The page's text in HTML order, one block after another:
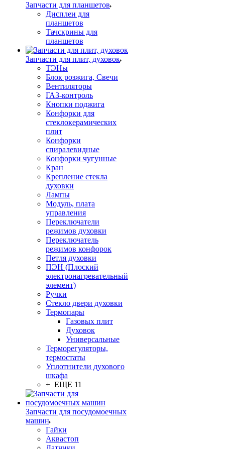
Запчасти для планшетов
Дисплеи для
планшетов
Тачскрины для
планшетов
Запчасти для плит, духовок
ТЭНы
Блок розжига, Свечи
Вентиляторы
ГАЗ-контроль
Кнопки поджига
Конфорки для
стеклокерамических
плит
Конфорки
спиралевидные
Конфорки чугунные
Кран
Крепление стекла
духовки
Лампы
Модуль, плата
управления
Переключатели
режимов духовки
Переключатель
режимов конфорок
Петля духовки
ПЭН (Плоский
электронагревательный
элемент)
Ручки
Стекло двери духовки
Термопары
Газовых плит
Духовок
Универсальные
Терморегуляторы,
термостаты
Уплотнители духового
шкафа
+ ЕЩЕ 11
Запчасти для посудомоечных
машин
Гайки
Аквастоп